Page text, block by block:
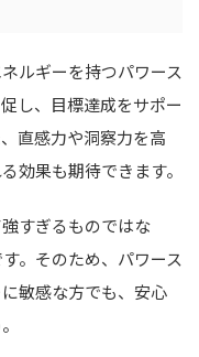
ルギーを持つパワース
し、目標達成をサポー
直感力や洞察力を高
効果も期待できます。
すぎるものではな
。そのため、パワース
敏感な方でも、安心